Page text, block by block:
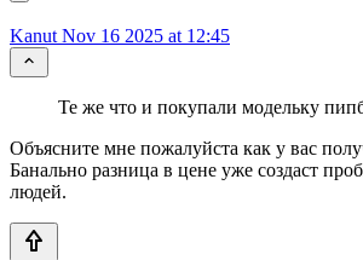
Kanut Nov 16 2025 at 12:45
Те же что и покупали модельку
Объясните мне пожалуйста как у вас
Банально разница в цене уже создаст
людей.